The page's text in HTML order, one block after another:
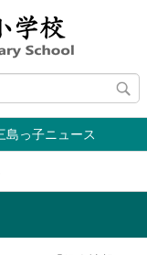
島っ子ニュース